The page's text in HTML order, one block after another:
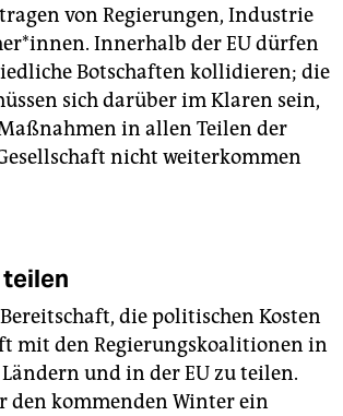
von Regierungen, Industrie
Innerhalb der EU dürfen
Botschaften kollidieren; die
sich darüber im Klaren sein,
in allen Teilen der
nicht weiterkommen
die politischen Kosten
mit den Regierungskoalitionen in
und in der EU zu teilen.
den kommenden Winter ein